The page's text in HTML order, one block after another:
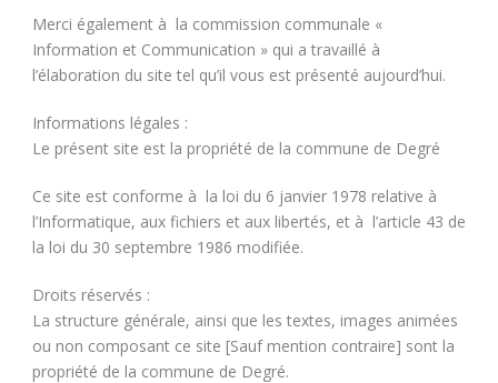
Merci également à la commission communale «
Information et Communication » qui a travaillé à
l’élaboration du site tel qu’il vous est présenté aujourd’hui.
Informations légales :
Le présent site est la propriété de la commune de Degré
Ce site est conforme à la loi du 6 janvier 1978 relative à
l’Informatique, aux fichiers et aux libertés, et à l’article 43 de
la loi du 30 septembre 1986 modifiée.
Droits réservés :
La structure générale, ainsi que les textes, images animées
ou non composant ce site [Sauf mention contraire] sont la
propriété de la commune de Degré.